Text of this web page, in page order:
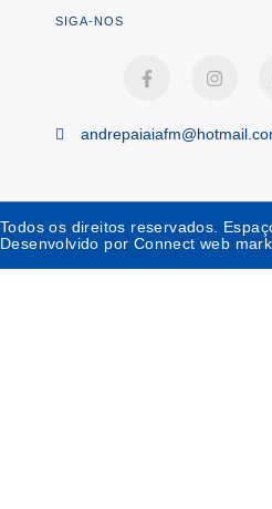
SIGA-NOS
Todos os direitos reservados.
Desenvolvido por Connect web